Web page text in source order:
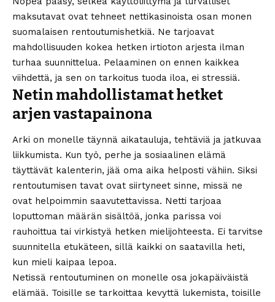
maksutavat ovat tehneet nettikasinoista osan monen
suomalaisen rentoutumishetkiä. Ne tarjoavat
mahdollisuuden kokea hetken irtioton arjesta ilman
turhaa suunnittelua. Pelaaminen on ennen kaikkea
viihdettä, ja sen on tarkoitus tuoda iloa, ei stressiä.
Netin mahdollistamat hetket
arjen vastapainona
Arki on monelle täynnä aikatauluja, tehtäviä ja jatkuvaa
liikkumista. Kun työ, perhe ja sosiaalinen elämä
täyttävät kalenterin, jää oma aika helposti vähiin. Siksi
rentoutumisen tavat ovat siirtyneet sinne, missä ne
ovat helpoimmin saavutettavissa. Netti tarjoaa
loputtoman määrän sisältöä, jonka parissa voi
rauhoittua tai virkistyä hetken mielijohteesta. Ei tarvitse
suunnitella etukäteen, sillä kaikki on saatavilla heti,
kun mieli kaipaa lepoa.
Netissä rentoutuminen on monelle osa jokapäiväistä
elämää. Toisille se tarkoittaa kevyttä lukemista, toisille